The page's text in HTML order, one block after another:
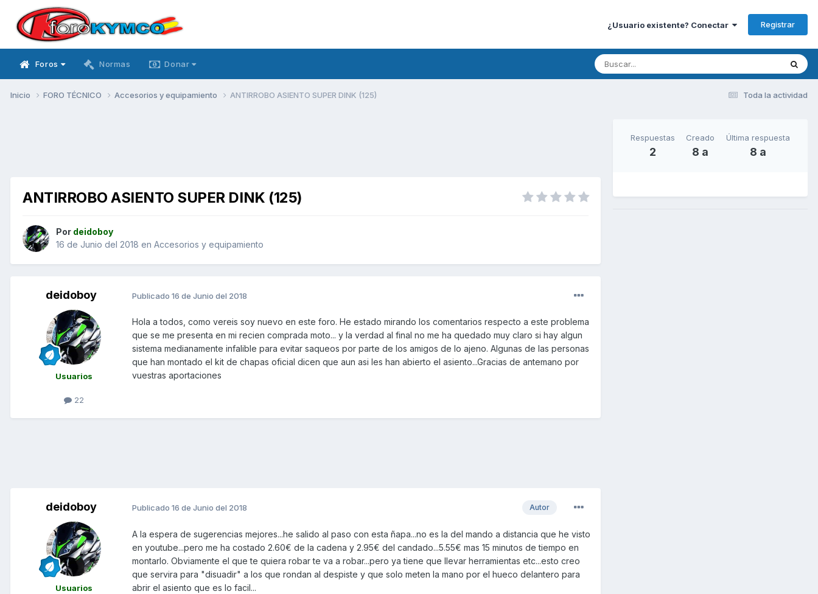
¿Usuario existente? Conectar Registrar
Foros Normas Donar
Toda la actividad
Inicio FORO TÉCNICO Accesorios y equipamiento ANTIRROBO ASIENTO SUPER DINK (125)
ANTIRROBO ASIENTO SUPER DINK (125)
Por deidoboy
16 de Junio del 2018 en Accesorios y equipamiento
deidoboy
Usuarios
22
Publicado 16 de Junio del 2018
Hola a todos, como vereis soy nuevo en este foro. He estado mirando los comentarios respecto a este problema
que se me presenta en mi recien comprada moto... y la verdad al final no me ha quedado muy claro si hay algun
sistema medianamente infalible para evitar saqueos por parte de los amigos de lo ajeno. Algunas de las personas
que han montado el kit de chapas oficial dicen que aun asi les han abierto el asiento...Gracias de antemano por
vuestras aportaciones
deidoboy
Usuarios
Autor
Publicado 16 de Junio del 2018
A la espera de sugerencias mejores...he salido al paso con esta ñapa...no es la del mando a distancia que he visto
en youtube...pero me ha costado 2.60€ de la cadena y 2.95€ del candado...5.55€ mas 15 minutos de tiempo en
montarlo. Obviamente el que te quiera robar te va a robar...pero ya tiene que llevar herramientas etc...esto creo
que servira para "disuadir" a los que rondan al despiste y que solo meten la mano por el hueco delantero para
abrir el asiento que es lo facil...
Respuestas
2
Creado
8 a
Última respuesta
8 a